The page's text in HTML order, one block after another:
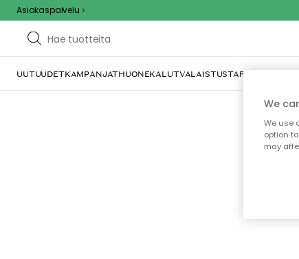
Asiakaspalvelu
UUTUUDETKAMPANJATHUONEKALUTVALAISTUSTARJOILU JA
We
We use
option
may